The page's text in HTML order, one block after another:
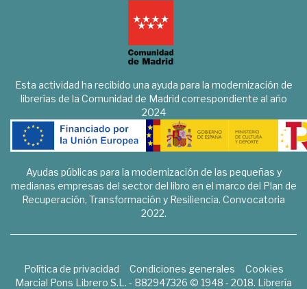
Esta actividad ha recibido una ayuda para la modernización de
librerías de la Comunidad de Madrid correspondiente al año
2024
Ayudas públicas para la modernización de las pequeñas y
medianas empresas del sector del libro en el marco del Plan de
Recuperación, Transformación y Resiliencia. Convocatoria
2022.
Política de privacidad Condiciones generales
Cookies
Marcial Pons Librero S.L. - B82947326 © 1948 - 2018. Librería